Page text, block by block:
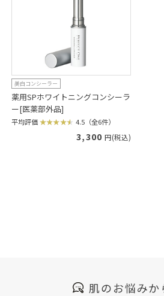
美白コンシーラー
薬用SPホワイトニングコンシーラ
ー[医薬部外品]
平均評価 4.5（全6件）
3,300 円(税込)
肌のお悩みか